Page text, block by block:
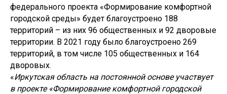
федерального проекта «Формирование комфортной
городской среды» будет благоустроено 188
территорий – из них 96 общественных и 92 дворовые
территории. В 2021 году было благоустроено 269
территорий, в том числе 105 общественных и 164
дворовых.
«Иркутская область на постоянной основе участвует
в проекте «Формирование комфортной городской